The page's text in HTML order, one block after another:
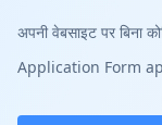
अपनी वेबसाइट पर बिना
Application Form